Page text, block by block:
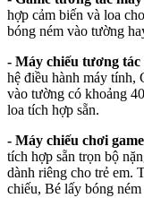
hợp cảm biến và loa
bóng ném vào tường
- Máy chiếu tương
hệ điều hành máy tính,
vào tường có khoảng
loa tích hợp sẵn.
- Máy chiếu chơi
tích hợp sẵn trọn bộ
dành riêng cho trẻ em.
chiếu, Bé lấy bóng